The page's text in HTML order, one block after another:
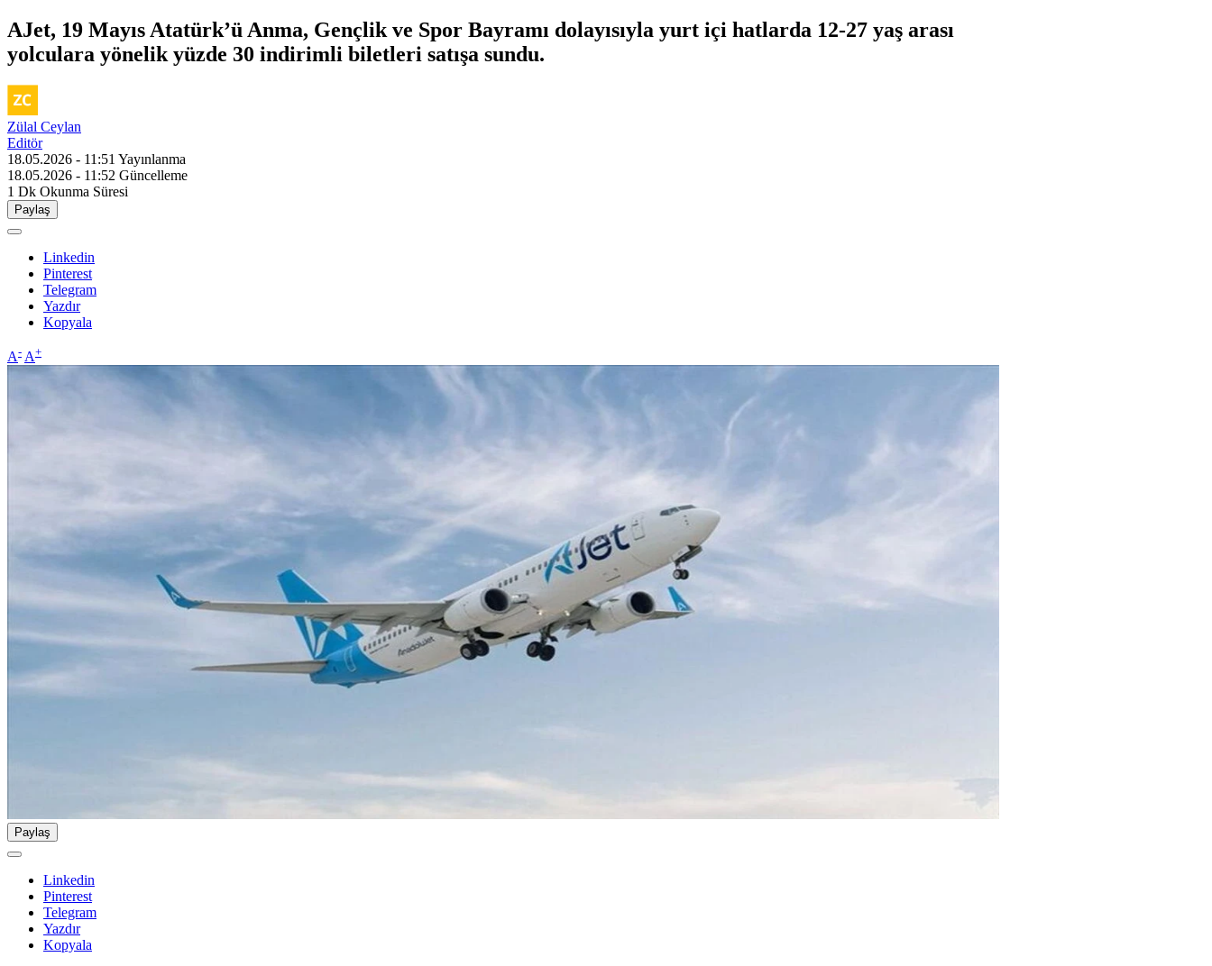
AJet, 19 Mayıs Atatürk’ü Anma, Gençlik ve Spor Bayramı dolayısıyla yurt içi hatlarda 12-27 yaş arası
yolculara yönelik yüzde 30 indirimli biletleri satışa sundu.
Zülal Ceylan
Editör
18.05.2026 - 11:51 Yayınlanma
18.05.2026 - 11:52 Güncelleme
1 Dk Okunma Süresi
Paylaş
Linkedin
Pinterest
Telegram
Yazdır
Kopyala
A- A+
Paylaş
Linkedin
Pinterest
Telegram
Yazdır
Kopyala